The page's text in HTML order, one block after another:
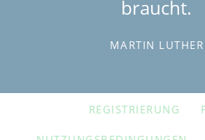
braucht.
MARTIN LUTHER
NAVIGATION
REGISTRIERUNG